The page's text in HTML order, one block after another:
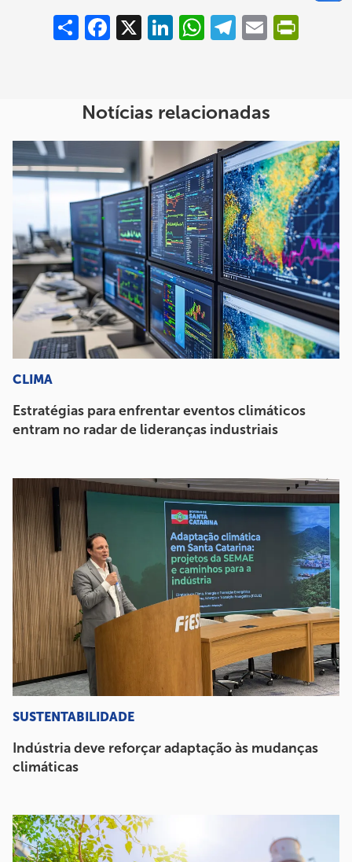
Compartilhar
Facebook
X LinkedInWhatsAppTelegram
Email
Notícias relacionadas
CLIMA
Estratégias para enfrentar eventos climáticos
entram no radar de lideranças industriais
SUSTENTABILIDADE
Indústria deve reforçar adaptação às mudanças
climáticas